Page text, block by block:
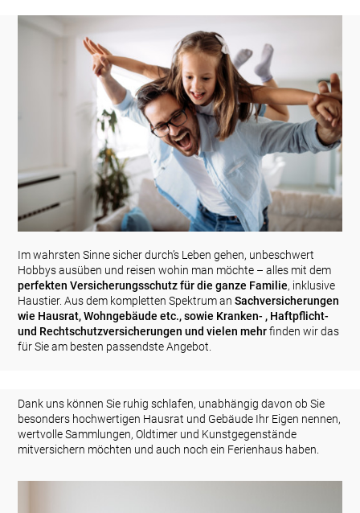
Im wahrsten Sinne sicher durch’s Leben gehen, unbeschwert
Hobbys ausüben und reisen wohin man möchte – alles mit dem
perfekten Versicherungsschutz für die ganze Familie, inklusive
Haustier. Aus dem kompletten Spektrum anSachversicherungen
wie Hausrat, Wohngebäude etc., sowie Kranken- , Haftpflicht-
und Rechtschutzversicherungen und vielen mehrfinden wir das
für Sie am besten passendste Angebot.
Dank uns können Sie ruhig schlafen, unabhängig davon ob Sie
besonders hochwertigen Hausrat und Gebäude Ihr Eigen nennen,
wertvolle Sammlungen, Oldtimer und Kunstgegenstände
mitversichern möchten und auch noch ein Ferienhaus haben.